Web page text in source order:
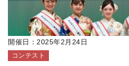
開催日： 2025年2月24日
コンテスト